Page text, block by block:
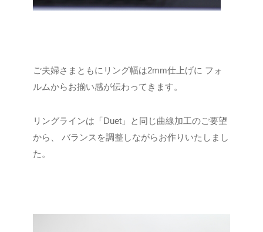
ご夫婦さまともにリング幅は2mm仕上げに フォ
ルムからお揃い感が伝わってきます。
リングラインは「Duet」と同じ曲線加工のご要望
から、
バランスを調整しながらお作りいたしまし
た。